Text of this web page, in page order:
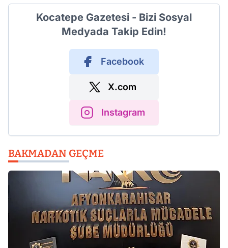
Kocatepe Gazetesi - Bizi Sosyal
Medyada Takip Edin!
Facebook
X.com
Instagram
BAKMADAN GEÇME